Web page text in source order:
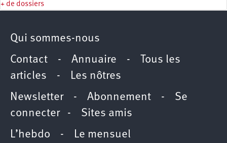
+ de dossiers
Qui sommes-nous
Contact - Annuaire -
Tous les
articles - Les nôtres
Newsletter- Abonnement - Se
connecter- Sites amis
L’hebdo - Le mensuel